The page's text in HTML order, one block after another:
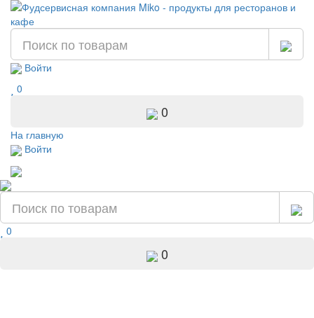
Войти
0
0
На главную
Войти
0
0